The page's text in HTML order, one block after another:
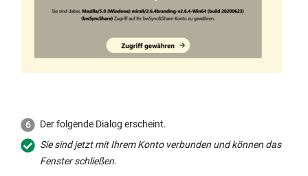
Der folgende Dialog erscheint.
Sie sind jetzt mit Ihrem Konto verbunden und können das
Fenster schließen.